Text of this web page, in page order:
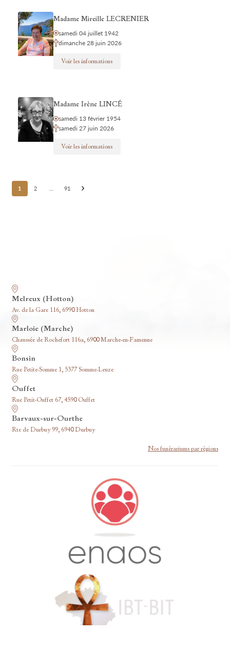
Madame Mireille LECRENIER
samedi 04 juillet 1942
dimanche 28 juin 2026
Voir les informations
Madame Irène LINCÉ
samedi 13 février 1954
samedi 27 juin 2026
Voir les informations
Posts
pagination
1 2 91
Melreux (Hotton)
Av. de la Gare 116, 6990 Hotton
Marloie (Marche)
Chaussée de Rochefort 116a, 6900 Marche-en-Famenne
Bonsin
Rue Petite-Somme 1, 5377 Somme-Leuze
Ouffet
Rue Petit-Ouffet 67, 4590 Ouffet
Barvaux-sur-Ourthe
Rte de Durbuy 99, 6940 Durbuy
Nos funérariums par régions